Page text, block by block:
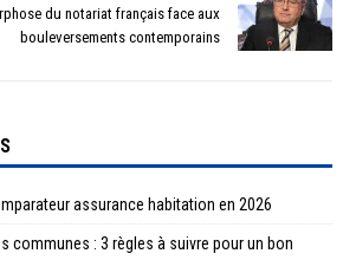
du notariat français face aux
bouleversements contemporains
assurance habitation en 2026
communes : 3 règles à suivre pour un bon